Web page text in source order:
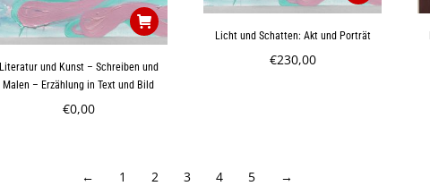
Licht und Schatten: Akt und Porträt
€230,00
Literatur und Kunst – Schreiben und
Malen – Erzählung in Text und Bild
€0,00
← 1 2 3 4 5 →